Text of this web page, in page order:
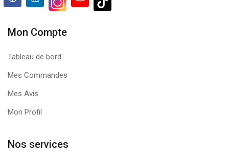
Mon Compte
Tableau de bord
Mes Commandes
Mes Avis
Mon Profil
Nos services